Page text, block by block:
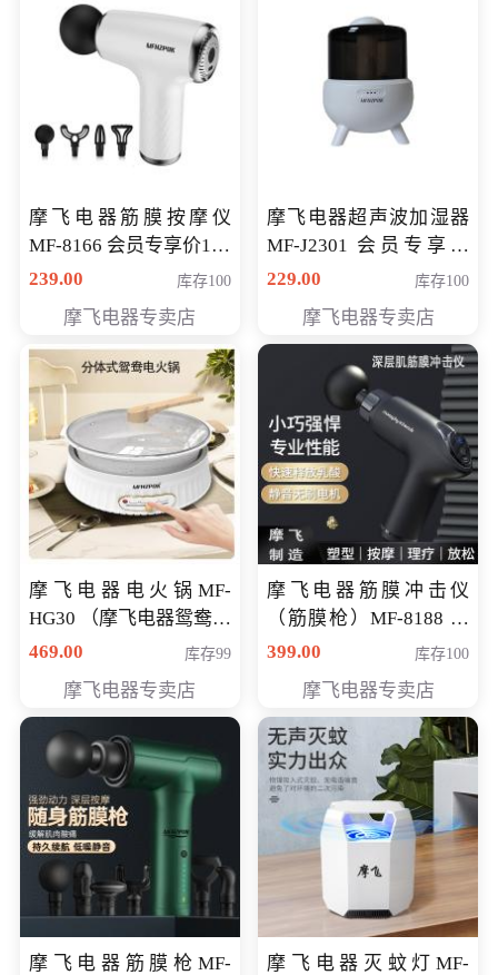
摩飞电器筋膜按摩仪
MF-8166 会员专享价168
元
239.00 库存100
摩飞电器专卖店
摩飞电器超声波加湿器
MF-J2301 会员专享价
168元
229.00 库存100
摩飞电器专卖店
摩飞电器电火锅MF-
HG30 （摩飞电器鸳鸯锅
MF-HG30 ） 会员专享价
469.00 库存99
摩飞电器专卖店
摩飞电器筋膜冲击仪
（筋膜枪）MF-8188 会
员专享价268元
399.00 库存100
摩飞电器专卖店
摩飞电器筋膜枪MF-
摩飞电器灭蚊灯MF-